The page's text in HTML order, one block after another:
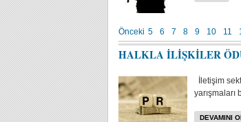
Önceki 5 6 7 8 9 10 11
HALKLA İLİŞKİLER
İletişim
DEVAMINI